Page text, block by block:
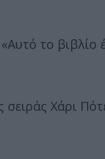
το βιβλίο
Χάρι